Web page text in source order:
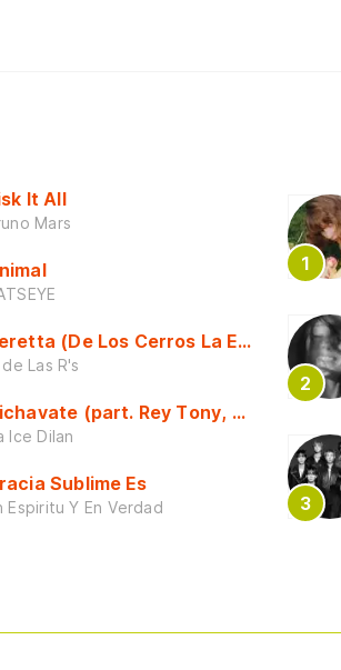
It All
Mars
(De Los Cerros La Escuela)
de Las R's
(part. Rey Tony, Dj Honda
Ice Dilan
Sublime Es
Espiritu Y En Verdad